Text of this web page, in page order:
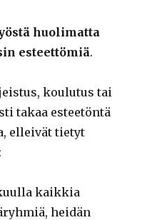
huolimatta
esteettömiä.
koulutus tai
takaa esteetöntä
elleivät tietyt
kaikkia
heidän